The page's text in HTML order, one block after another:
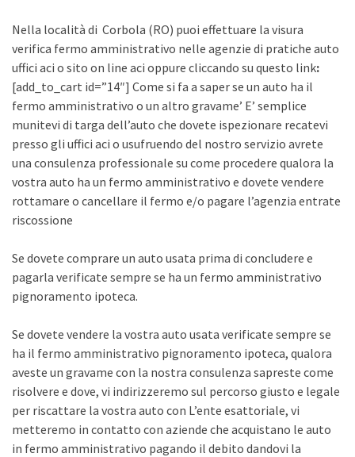
Nella località di Corbola (RO) puoi effettuare la visura
verifica fermo amministrativo nelle agenzie di pratiche auto
uffici aci o sito on line aci oppure cliccando su questo link:
[add_to_cart id=”14″] Come si fa a saper se un auto ha il
fermo amministrativo o un altro gravame’ E’ semplice
munitevi di targa dell’auto che dovete ispezionare recatevi
presso gli uffici aci o usufruendo del nostro servizio avrete
una consulenza professionale su come procedere qualora la
vostra auto ha un fermo amministrativo e dovete vendere
rottamare o cancellare il fermo e/o pagare l’agenzia entrate
riscossione
Se dovete comprare un auto usata prima di concludere e
pagarla verificate sempre se ha un fermo amministrativo
pignoramento ipoteca.
Se dovete vendere la vostra auto usata verificate sempre se
ha il fermo amministrativo pignoramento ipoteca, qualora
aveste un gravame con la nostra consulenza sapreste come
risolvere e dove, vi indirizzeremo sul percorso giusto e legale
per riscattare la vostra auto con L’ente esattoriale, vi
metteremo in contatto con aziende che acquistano le auto
in fermo amministrativo pagando il debito dandovi la